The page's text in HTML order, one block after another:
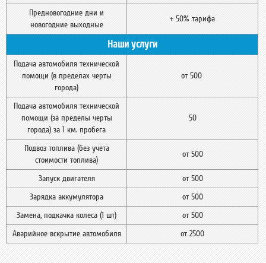
Предновогодние дни и
новогодние выходные
+ 50% тарифа
Наши услуги
Подача автомобиля технической
помощи (в пределах черты
города)
от 500
Подача автомобиля технической
помощи (за пределы черты
города) за 1 км. пробега
50
Подвоз топлива (без учета
стоимости топлива)
от 500
Запуск двигателя
от 500
Зарядка аккумулятора
от 500
Замена, подкачка колеса (1 шт)
от 500
Аварийное вскрытие автомобиля
от 2500